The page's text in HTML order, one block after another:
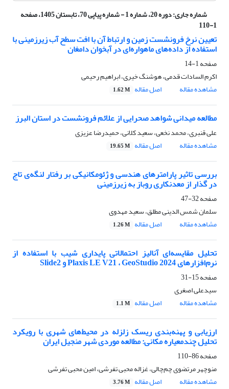
شماره جاری: دوره 20، شماره 1 - شماره پیاپی 70، تابستان 1405، صفحه
1-110
تعیین نرخ فرونشست زمین و ارتباط آن با افت سطح آب زیرزمینی با
استفاده از داده‌های ماهواره‌ای در آبخوان دامغان
صفحه1-14
اکرم السادات قدمی، هوشنگ خیری، ابراهیم رحیمی
مشاهده مقاله
اصل مقاله 1.62 M
مطالعه میدانی شواهد صحرایی از علائم فرونشست در استان البرز
علی قنبری، محمد نخعی، سعید کلانی، حمیدرضا عزیزی
مشاهده مقاله
اصل مقاله 19.65 M
بررسی تاثیر پارامترهای هندسی و ژئومکانیکی بر رفتار لنگه‌ی تاج
در گذار از معدنکاری روباز به زیرزمینی
صفحه32-47
سلمان شمس الدینی مطلق، سعید مهدوی
مشاهده مقاله
اصل مقاله 1.26 M
تحلیل مقایسه‌ای آنالیز احتمالاتی پایداری شیب با استفاده از
نرم‌افزارهای Plaxis LE V21 ، GeoStudio 2024 و Slide2
صفحه15-31
سیدعلی اصغری
مشاهده مقاله
اصل مقاله 1.1 M
ارزیابی و پهنه‌بندی ریسک زلزله در محیط‌های شهری با رویکرد
تحلیل چندمعیاره مکانی: مطالعه موردی شهر منجیل ایران
صفحه86-110
منوچهر مرتضوی چم‌چالی، غزاله محبی تفرشی، امین محبی تفرشی
مشاهده مقاله
اصل مقاله 3.76 M